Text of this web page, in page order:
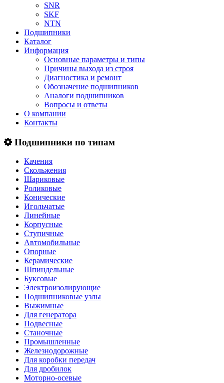
SNR
SKF
NTN
Подшипники
Каталог
Информация
Основные параметры и типы
Причины выхода из строя
Диагностика и ремонт
Обозначение подшипников
Аналоги подшипников
Вопросы и ответы
О компании
Контакты
Подшипники по типам
Качения
Скольжения
Шариковые
Роликовые
Конические
Игольчатые
Линейные
Корпусные
Ступичные
Автомобильные
Опорные
Керамические
Шпиндельные
Буксовые
Электроизолирующие
Подшипниковые узлы
Выжимные
Для генератора
Подвесные
Станочные
Промышленные
Железнодорожные
Для коробки передач
Для дробилок
Моторно-осевые